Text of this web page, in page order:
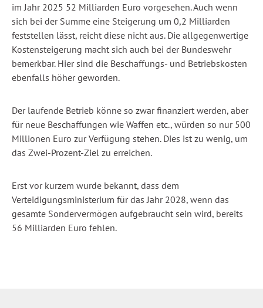
im Jahr 2025 52 Milliarden Euro vorgesehen. Auch wenn
sich bei der Summe eine Steigerung um 0,2 Milliarden
feststellen lässt, reicht diese nicht aus. Die allgegenwertige
Kostensteigerung macht sich auch bei der Bundeswehr
bemerkbar. Hier sind die Beschaffungs- und Betriebskosten
ebenfalls höher geworden.
Der laufende Betrieb könne so zwar finanziert werden, aber
für neue Beschaffungen wie Waffen etc., würden so nur 500
Millionen Euro zur Verfügung stehen. Dies ist zu wenig, um
das Zwei-Prozent-Ziel zu erreichen.
Erst vor kurzem wurde bekannt, dass dem
Verteidigungsministerium für das Jahr 2028, wenn das
gesamte Sondervermögen aufgebraucht sein wird, bereits
56 Milliarden Euro fehlen.